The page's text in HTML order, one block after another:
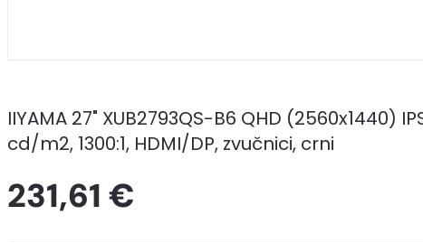
IIYAMA 27" XUB2793QS-B6 QHD (2560x1440)
cd/m2, 1300:1, HDMI/DP, zvučnici, crni
231,61 €